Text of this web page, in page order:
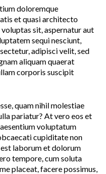
doloremque
et quasi architecto
sit, aspernatur aut
sequi nesciunt,
adipisci velit, sed
aliquam quaerat
corporis suscipit
quam nihil molestiae
pariatur? At vero eos et
voluptatum
cupiditate non
laborum et dolorum
tempore, cum soluta
placeat, facere possimus,